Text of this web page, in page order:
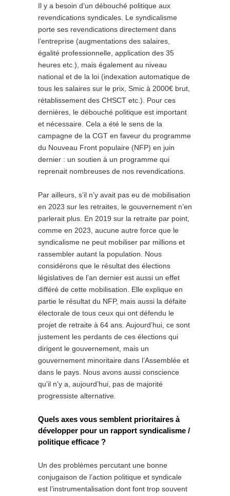
Il y a besoin d’un débouché politique aux
revendications syndicales. Le syndicalisme
porte ses revendications directement dans
l’entreprise (augmentations des salaires,
égalité professionnelle, application des 35
heures etc.), mais également au niveau
national et de la loi (indexation automatique de
tous les salaires sur le prix, Smic à 2000€ brut,
rétablissement des CHSCT etc.). Pour ces
dernières, le débouché politique est important
et nécessaire. Cela a été le sens de la
campagne de la CGT en faveur du programme
du Nouveau Front populaire (NFP) en juin
dernier : un soutien à un programme qui
reprenait nombreuses de nos revendications.
Par ailleurs, s’il n’y avait pas eu de mobilisation
en 2023 sur les retraites, le gouvernement n’en
parlerait plus. En 2019 sur la retraite par point,
comme en 2023, aucune autre force que le
syndicalisme ne peut mobiliser par millions et
rassembler autant la population. Nous
considérons que le résultat des élections
législatives de l’an dernier est aussi un effet
différé de cette mobilisation. Elle explique en
partie le résultat du NFP, mais aussi la défaite
électorale de tous ceux qui ont défendu le
projet de retraite à 64 ans. Aujourd’hui, ce sont
justement les perdants de ces élections qui
dirigent le gouvernement, mais un
gouvernement minoritaire dans l’Assemblée et
dans le pays. Nous avons aussi conscience
qu’il n’y a, aujourd’hui, pas de majorité
progressiste alternative.
Quels axes vous semblent prioritaires à
développer pour un rapport syndicalisme /
politique efficace ?
Un des problèmes percutant une bonne
conjugaison de l’action politique et syndicale
est l’instrumentalisation dont font trop souvent